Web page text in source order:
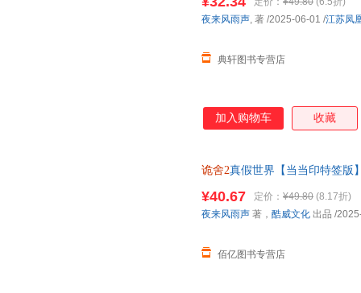
典轩图书专营店
夜来风雨声, 著 /2025-06-01 /江苏凤
加入购物车 收藏
诡舍2真假世界【当当印特签版
¥40.67 定价： ¥49.80 (8.17折)
佰亿图书专营店
夜来风雨声 著， 酷威文化 出品 /